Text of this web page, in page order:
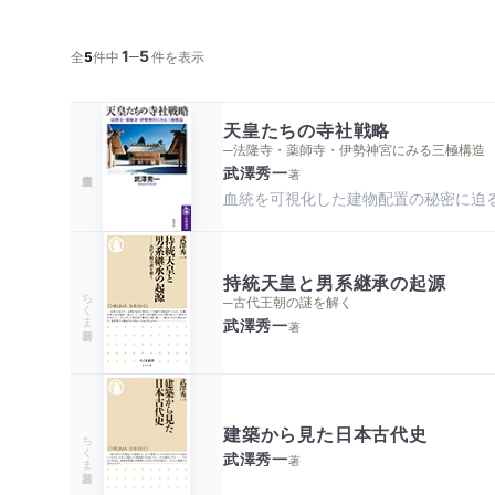
全5件中1─5件を表示
天皇たちの寺社戦略
─法隆寺・薬師寺・伊勢神宮にみる三極構造
武澤秀一著
血統を可視化した建物配置の秘密に迫
ちくま新書
持統天皇と男系継承の起源
─古代王朝の謎を解く
武澤秀一著
ちくま新書 建築から見た日本古代史
武澤秀一著